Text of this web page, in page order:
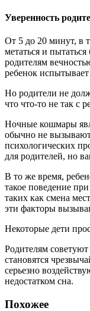
Уверенность
От 5 до 20 минут, в
метаться и
родителям
ребенок
Но родители не
что что-то не так с
Ночные кошмары
обычно не
психологических
для родителей, но
В то же время,
такое поведение
таких как смена
эти факторы
Некоторые дети
Родителям
становятся
серьезно
недостатком сна.
Похожее